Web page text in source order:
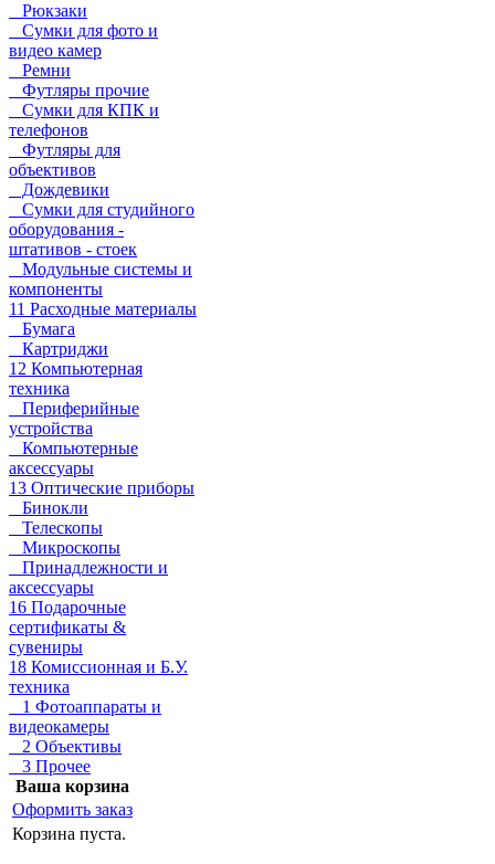
Рюкзаки
Сумки для фото и
видео камер
Ремни
Футляры прочие
Сумки для КПК и
телефонов
Футляры для
объективов
Дождевики
Сумки для студийного
оборудования -
штативов - стоек
Модульные системы и
компоненты
11 Расходные материалы
Бумага
Картриджи
12 Компьютерная
техника
Периферийные
устройства
Компьютерные
аксессуары
13 Оптические приборы
Бинокли
Телескопы
Микроскопы
Принадлежности и
аксессуары
16 Подарочные
сертификаты &
сувениры
18 Комиссионная и Б.У.
техника
1 Фотоаппараты и
видеокамеры
2 Объективы
3 Прочее
Ваша корзина
Оформить заказ
Корзина пуста.